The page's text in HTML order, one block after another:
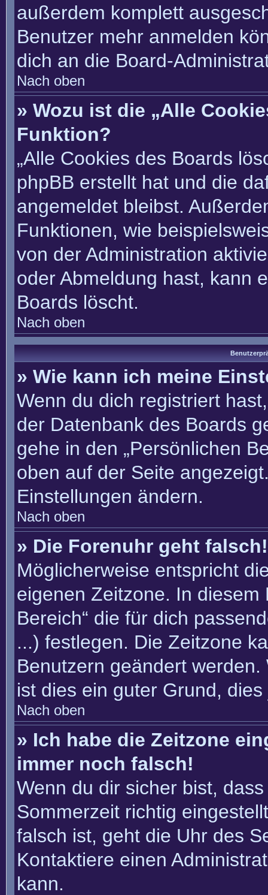
außerdem komplett
Benutzer mehr anmelden
dich an die Board-
Nach oben
» Wozu ist die „Alle
Funktion?
„Alle Cookies des Boards
phpBB erstellt hat und die
angemeldet bleibst.
Funktionen, wie
von der Administration
oder Abmeldung hast, kann
Boards löscht.
Nach oben
» Wie kann ich meine
Wenn du dich registriert
der Datenbank des Boards
gehe in den „Persönlichen
oben auf der Seite
Einstellungen ändern.
Nach oben
» Die Forenuhr geht falsch!
Möglicherweise entspricht
eigenen Zeitzone. In diesem
Bereich“ die für dich
...) festlegen. Die Zeitzone
Benutzern geändert
ist dies ein guter Grund,
Nach oben
» Ich habe die Zeitzone
immer noch falsch!
Wenn du dir sicher bist,
Sommerzeit richtig
falsch ist, geht die Uhr des
Kontaktiere einen
kann.